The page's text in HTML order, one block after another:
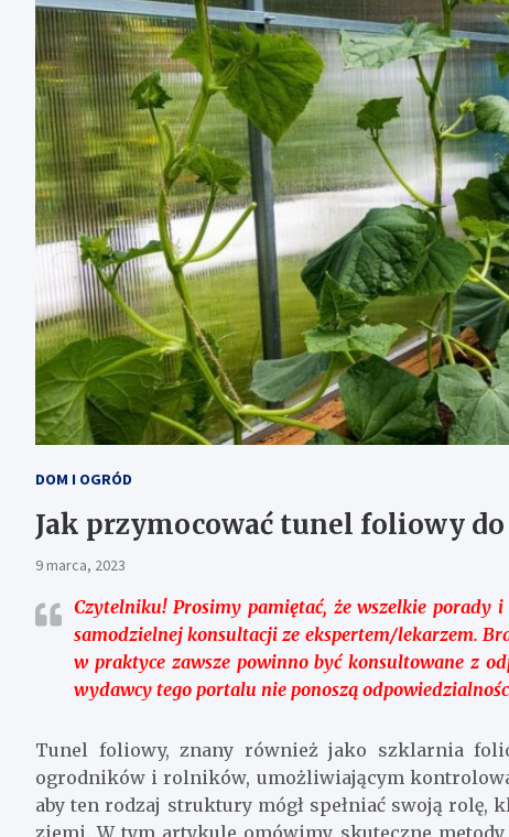
DOM I OGRÓD
Jak przymocować tunel foliowy
9 marca, 2023
Czytelniku!Prosimy pamiętać, że wszelkie porady
samodzielnej konsultacji ze ekspertem/lekarzem.
w praktyce zawsze powinno być konsultowane z
wydawcy tego portalu nie ponoszą
Tunel foliowy, znany również jako szklarnia
ogrodników i rolników, umożliwiającym
aby ten rodzaj struktury mógł spełniać swoją